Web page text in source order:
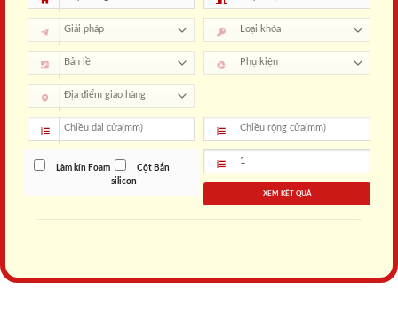
Làm kín Foam
Cột Bắn
silicon
XEM KẾT QUẢ